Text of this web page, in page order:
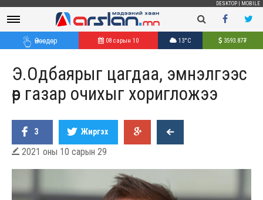
DESKTOP MOBILE
Өнөөдөр 08 сарын 10 13°C 3593.87₮
Э.Одбаярыг цагдаа, эмнэлгээс
өөр газар очихыг хоригложээ
3 Жиргэх
 2021 оны 10 сарын 29